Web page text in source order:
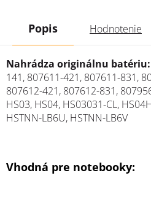
Popis Hodnotenie
Nahrádza originálnu batériu:
141, 807611-421, 807611-831,
807612-421, 807612-831,
HS03, HS04, HS03031-CL,
HSTNN-LB6U, HSTNN-LB6V
Vhodná pre notebooky: